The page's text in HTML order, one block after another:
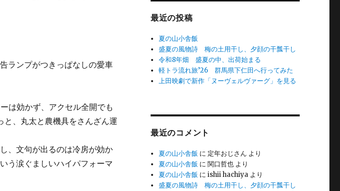
ランプがつきっぱなしの愛車
は効かず、アクセル全開でも
、丸太と農機具をさんざん運
、文句が出るのは冷房が効か
う涙ぐましいハイパフォーマ
最近の投稿
夏の山小舎飯
盛夏の風物詩 梅の土用干し、夕顔の干瓢干し
令和8年畑 盛夏の中、出荷始まる
軽トラ流れ旅’26 群馬県下仁田へ行ってみた
上田映劇で新作「ヌーヴェルヴァーグ」を見る
最近のコメント
夏の山小舎飯 に 定年おじさん より
夏の山小舎飯 に関口哲也 より
夏の山小舎飯 にishii hachiya より
盛夏の風物詩 梅の土用干し、夕顔の干瓢干し